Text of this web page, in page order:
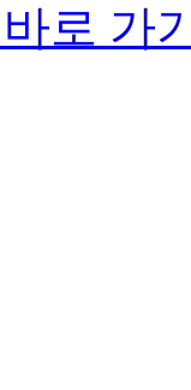
로 가